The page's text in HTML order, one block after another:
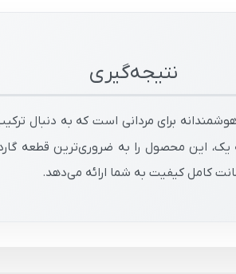
نتیجه‌گیری
هوشمندانه برای مردانی است که به دنبال
این محصول را به ضروری‌ترین قطعه
کامل کیفیت به شما ارائه می‌دهد.